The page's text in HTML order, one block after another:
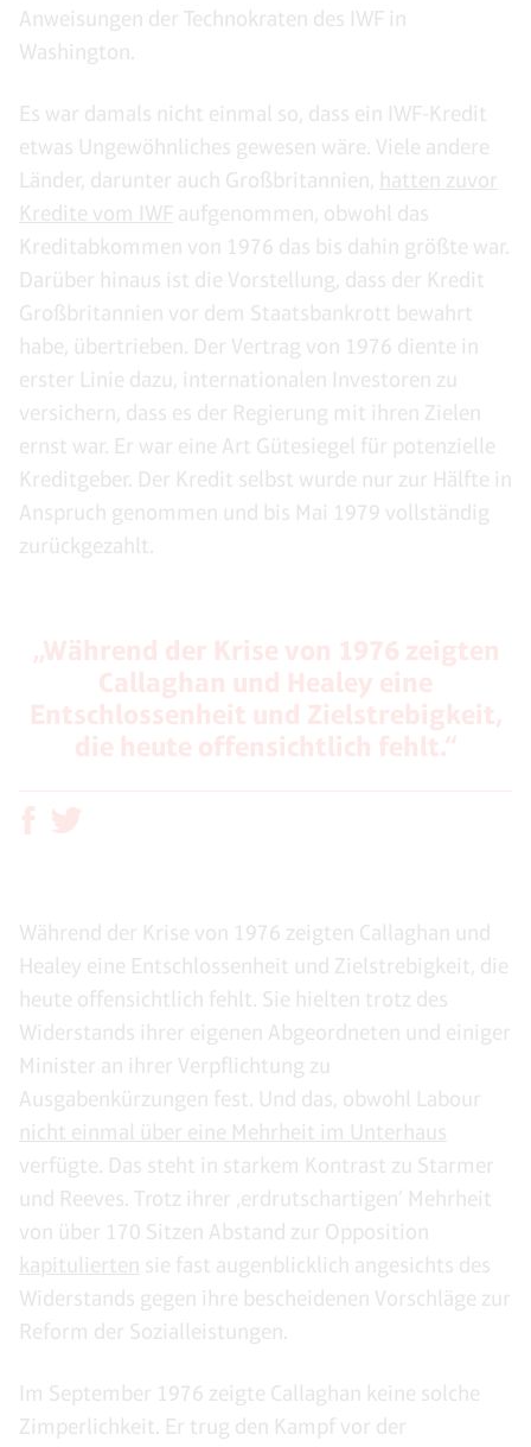
Anweisungen der Technokraten des IWF in
Washington.
Es war damals nicht einmal so, dass ein IWF-Kredit
etwas Ungewöhnliches gewesen wäre. Viele andere
Länder, darunter auch Großbritannien, hatten zuvor
Kredite vom IWF aufgenommen, obwohl das
Kreditabkommen von 1976 das bis dahin größte war.
Darüber hinaus ist die Vorstellung, dass der Kredit
Großbritannien vor dem Staatsbankrott bewahrt
habe, übertrieben. Der Vertrag von 1976 diente in
erster Linie dazu, internationalen Investoren zu
versichern, dass es der Regierung mit ihren Zielen
ernst war. Er war eine Art Gütesiegel für potenzielle
Kreditgeber. Der Kredit selbst wurde nur zur Hälfte in
Anspruch genommen und bis Mai 1979 vollständig
zurückgezahlt.
Während der Krise von 1976 zeigten Callaghan und
Healey eine Entschlossenheit und Zielstrebigkeit, die
heute offensichtlich fehlt. Sie hielten trotz des
Widerstands ihrer eigenen Abgeordneten und einiger
Minister an ihrer Verpflichtung zu
Ausgabenkürzungen fest. Und das, obwohl Labour
nicht einmal über eine Mehrheit im Unterhaus
verfügte. Das steht in starkem Kontrast zu Starmer
und Reeves. Trotz ihrer ‚erdrutschartigen‘ Mehrheit
von über 170 Sitzen Abstand zur Opposition
kapitulierten sie fast augenblicklich angesichts des
Widerstands gegen ihre bescheidenen Vorschläge zur
Reform der Sozialleistungen.
Im September 1976 zeigte Callaghan keine solche
Zimperlichkeit. Er trug den Kampf vor der